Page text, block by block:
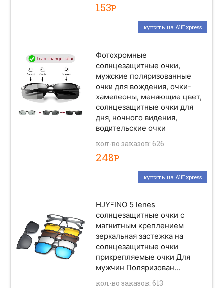
153Р
купить на AliExpress
Фотохромные
солнцезащитные очки,
мужские поляризованные
очки для вождения, очки-
хамелеоны, меняющие цвет,
солнцезащитные очки для
дня, ночного видения,
водительские очки
кол-во заказов: 626
248Р
купить на AliExpress
HJYFINO 5 lenes
солнцезащитные очки с
магнитным креплением
зеркальная застежка на
солнцезащитные очки
прикрепляемые очки Для
мужчин Поляризован...
кол-во заказов: 613